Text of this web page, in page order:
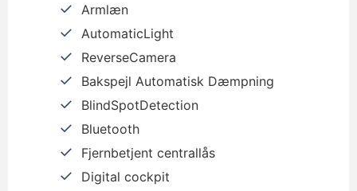
Armlæn
AutomaticLight
ReverseCamera
Bakspejl Automatisk Dæmpning
BlindSpotDetection
Bluetooth
Fjernbetjent centrallås
Digital cockpit